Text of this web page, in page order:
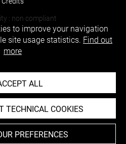
: non compliant
to improve your navigation
site usage statistics. Find out
more
ALL
TECHNICAL COOKIES
PREFERENCES